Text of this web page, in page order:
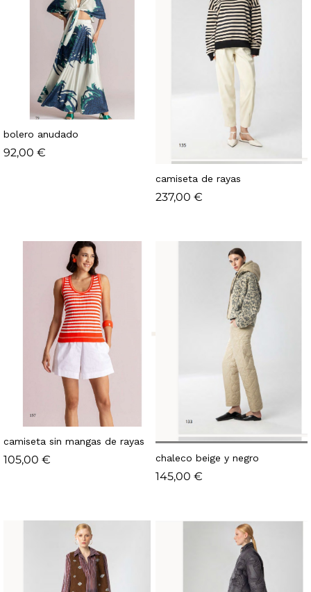
bolero anudado
92,00 €
camiseta de rayas
237,00 €
camiseta sin mangas de rayas
105,00 € chaleco beige y negro
145,00 €